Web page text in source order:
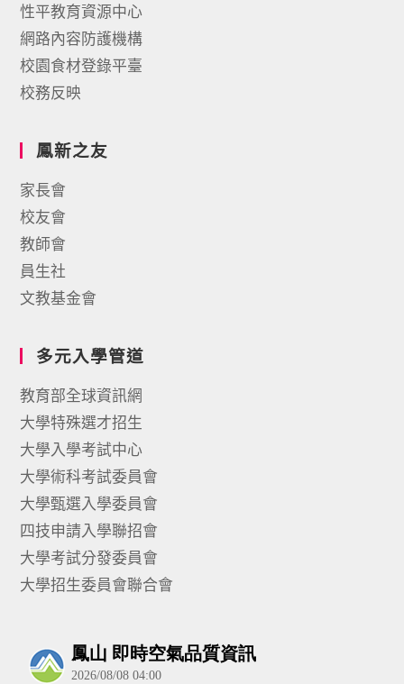
性平教育資源中心
網路內容防護機構
校園食材登錄平臺
校務反映
鳳新之友
家長會
校友會
教師會
員生社
文教基金會
多元入學管道
教育部全球資訊網
大學特殊選才招生
大學入學考試中心
大學術科考試委員會
大學甄選入學委員會
四技申請入學聯招會
大學考試分發委員會
大學招生委員會聯合會